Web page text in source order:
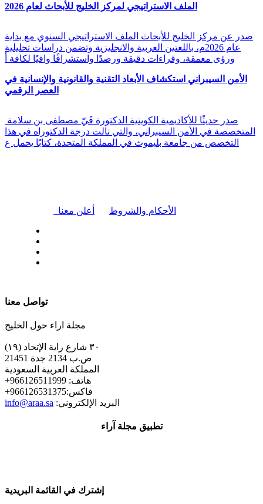
الملف الاستراتيجي لمركز الخليج للأبحاث لعام 2026
صدر عن مركز الخليج للأبحاث الملف الاستراتيجي السنوي مع بداية
عام 2026م، باللغتين العربية والانجليزية وتضمن دراسات تحليلية
ورؤى معمقة، وقراءات دقيقة ورصدًا واستشرافًا وافيًا لكافة أ
الأمن السيبراني استكشاف الأبعاد التقنية والقانونية والإنسانية في
العصر الرقمي
المتخصصة في الأمن السيبراني، والتي نالت درجة الدكتوراه في هذا
التخصص من جامعة بليموث في المملكة المتحدة، كتابًا يحمل ع
أعلن معنا الأحكام والشروط
تواصل معنا
مجلة اراء حول الخليج
٣٠ شارع راية الإتحاد (١٩)
ص.ب 2134 جدة 21451
المملكة العربية السعودية
+هاتف: 966126511999
+فاكس:966126531375
info@araa.sa :البريد الإلكتروني
تطبيق مجلة آراء
إشترك في القائمة البريدية